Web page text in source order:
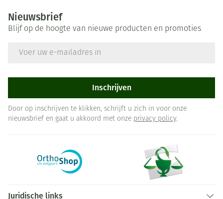
Nieuwsbrief
Blijf op de hoogte van nieuwe producten en promoties
Inschrijven
Door op inschrijven te klikken, schrijft u zich in voor onze
nieuwsbrief en gaat u akkoord met onze privacy policy.
Juridische links